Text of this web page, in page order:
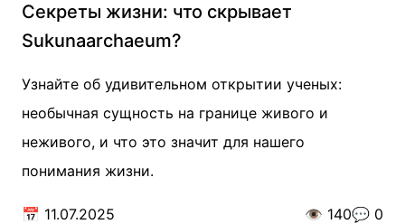
Секреты жизни: что скрывает
Sukunaarchaeum?
Узнайте об удивительном открытии ученых:
необычная сущность на границе живого и
неживого, и что это значит для нашего
понимания жизни.
📅 11.07.2025 👁️ 140💬 0